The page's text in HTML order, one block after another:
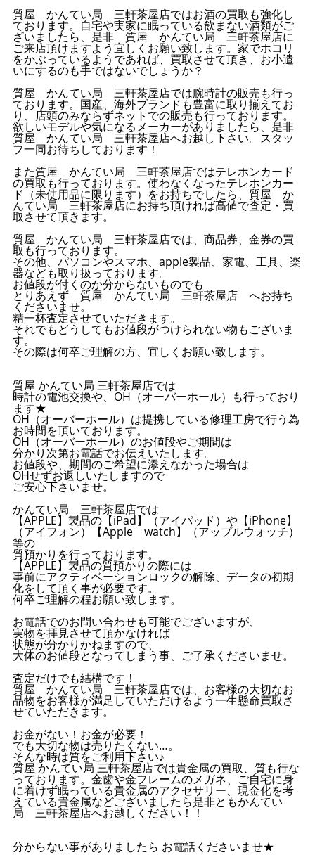
質屋 かんてい局 三軒茶屋店ではお酒の買取も強化し
ております。自宅や実家に眠っている飲まない酒類がご
ざいましたら、是非 質屋 かんてい局 三軒茶屋店に
ご来店頂けますよう宜しくお願い致します。家でホコリ
をかぶっているようであれば、買取させて頂き、お小遣
いにするのも手ではないでしょうか？
質屋 かんてい局 三軒茶屋店では腕時計の販売も行っ
ております。国産、海外ブランドも豊富に取り揃えてお
り、店頭のみならずネットでの販売も行っております。
欲しいモデルや気になるメーカーがありましたら、是非
質屋 かんてい局 三軒茶屋店へお越し下さい。スタッ
フ一同お待ちしております！
また質屋 かんてい局 三軒茶屋店ではテレホンカード
の買取も行っております。使わなくなったテレホンカー
ド（未使用品に限ります）をお持ちでしたら、質屋 か
んてい局 三軒茶屋店にお持ち頂ければ高値で査定・買
取させて頂きます。
質屋 かんてい局 三軒茶屋店では、商品券、金券の買
取も行っております。
その他、パソコンやスマホ、apple製品、家電、工具、楽
器なども取り扱っております。
お値段が付くのか分からないものでも
とりあえず 質屋 かんてい局 三軒茶屋店 へお持ち
くださいませ。
精一杯査定させていただきます。
それでもどうしてもお値段がつけられない物もございま
す。
その際は何卒ご理解の方、宜しくお願い致します。
質屋 かんてい局 三軒茶屋店では
時計の電池交換や、OH（オーバーホール）も行っており
ます★
OH（オーバーホール）は提携している修理工房で行う為
お時間を頂いております。
OH（オーバーホール）のお値段やご期間は
分かり次第お電話でお伝えいたします。
お値段や、期間のご希望に添えなかった場合は
OHせずお返しいたしますので
ご安心下さいませ。
かんてい局 三軒茶屋店では
【APPLE】製品の【iPad】（アイパッド）や【iPhone】
（アイフォン）【Apple watch】（アップルウォッチ）
等の
質預かりを行っております。
【APPLE】製品の質預かりの際には
事前にアクティベーションロックの解除、データの初期
化をして頂く事が必要です。
何卒ご理解の程お願い致します。
お電話でのお問い合わせも可能でございますが、
実物を拝見させて頂かなければ
状態が分かりかねますので、
大体のお値段となってしまう事、ご了承くださいませ。
査定だけでも結構です！
質屋 かんてい局 三軒茶屋店では、お客様の大切なお
品物をお客様が満足していただけるよう一生懸命買取さ
せていただきます。
お金がない！お金が必要！
でも大切な物は売りたくない…。
そんな時は質をご利用下さい♪
質屋 かんてい局 三軒茶屋店では貴金属の買取、質も行な
っております。金歯や金フレームのメガネ、ご自宅に身
に着けず眠っている貴金属のアクセサリー、現金化を考
えている貴金属などございましたら是非ともかんてい
局 三軒茶屋店へお越しください！！
分からない事がありましたら お電話くださいませ★